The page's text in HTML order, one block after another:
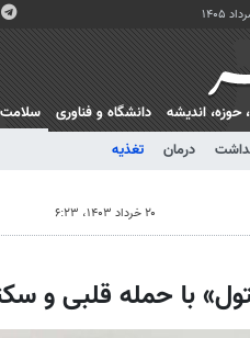
حوزه، انديشه دانشگاه و فناوری
سلامت
درمان تغذیه
۲۰ خرداد ۱۴۰۳، ۶:۲۳
با حمله قلبی و